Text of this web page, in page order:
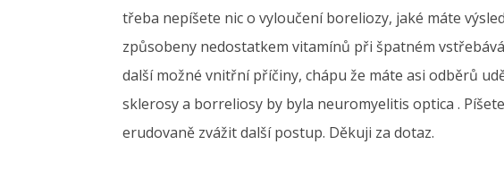
třeba nepíšete nic o vyloučení boreliozy, jaké máte
způsobeny nedostatkem vitamínů při špatném
další možné vnitřní příčiny, chápu že máte asi odběrů
sklerosy a borreliosy by byla neuromyelitis optica .
erudovaně zvážit další postup. Děkuji za dotaz.